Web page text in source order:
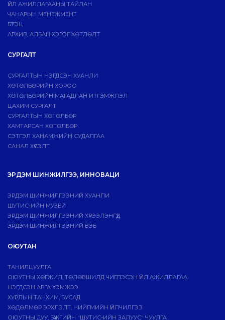
ҮЙЛ АЖИЛЛАГААНЫ ТАЙЛАН
ЧАНАРЫН МЕНЕЖМЕНТ
БҮТЭЦ
АРХИВ, АЛБАН ХЭРЭГ ХӨТЛӨЛТ
СУРГАЛТ
СУРГАЛТЫН НЭГДСЭН ХУАНЛИ
ХӨТӨЛБӨРИЙН ХОРОО
ХӨТӨЛБӨРИЙН МАГАДЛАН ИТГЭМЖЛЭЛ
ЦАХИМ СУРГАЛТ
СУРГАЛТЫН ХӨТӨЛБӨР
ХАМТАРСАН ХӨТӨЛБӨР
СЭТГЭЛ ХАНАМЖИЙН СУДАЛГАА
САНАЛ ХҮСЭЛТ
ЭРДЭМ ШИНЖИЛГЭЭ, ИННОВАЦИ
ЭРДЭМ ШИНЖИЛГЭЭНИЙ ХУАНЛИ
ШУТИС-ИЙН МУЗЕЙ
ЭРДЭМ ШИНЖИЛГЭЭНИЙ ХҮРЭЭЛЭНГҮҮД
ЭРДЭМ ШИНЖИЛГЭЭНИЙ ВЭБ
ОЮУТАН
ТАНИЛЦУУЛГА
ОЮУТНЫ ХӨГЖИЛ, ТӨЛӨВШИЛД ЧИГЛЭСЭН ҮЙЛ АЖИЛЛАГАА
НЭГДСЭН АРГА ХЭМЖЭЭ
ХУРЛЫН ТАНХИМ, БУСАД
ХӨДӨЛМӨР ЭРХЛЭЛТ, НИЙГМИЙН ҮЙЛЧИЛГЭЭ
ОЮУТНЫ ДУУ, БҮЖГИЙН "ШУТИС-ИЙН ЗАЛУУС" ЧУУЛГА